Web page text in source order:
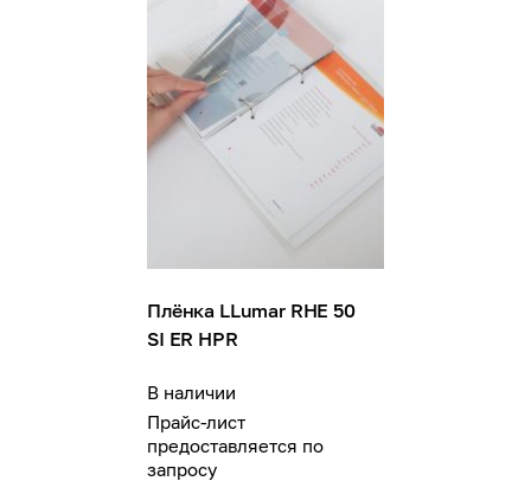
Плёнка LLumar RHE 50
SI ER HPR
В наличии
Прайс-лист
предоставляется по
запросу